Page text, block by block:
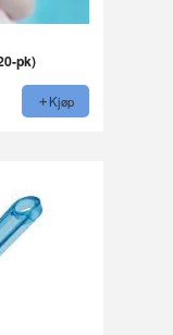
pk)
Kjøp